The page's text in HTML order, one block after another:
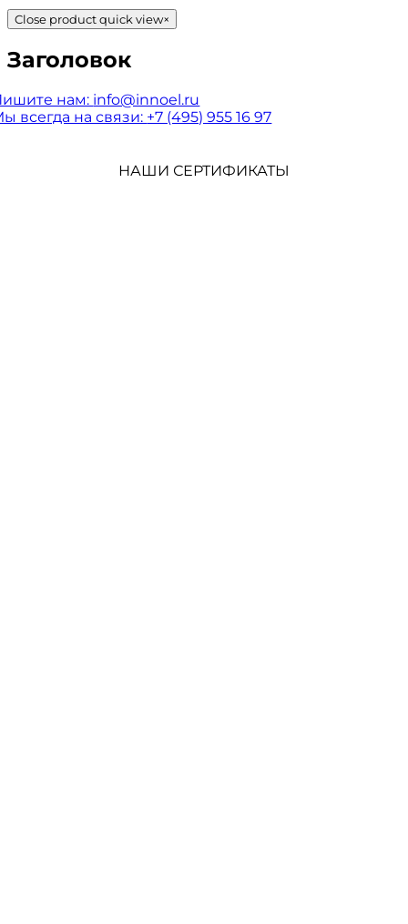
Close product quick view×
Заголовок
нам: info@innoel.ru
всегда на связи: +7 (495) 955 16 97
НАШИ СЕРТИФИКАТЫ